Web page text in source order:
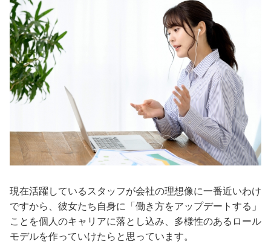
現在活躍しているスタッフが会社の理想像に一番近いわけ
ですから、彼女たち自身に「働き方をアップデートする」
ことを個人のキャリアに落とし込み、多様性のあるロール
モデルを作っていけたらと思っています。